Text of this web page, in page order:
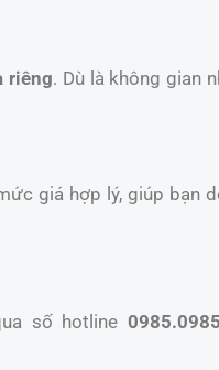
riêng. Dù là không gian
giá hợp lý, giúp bạn
số hotline